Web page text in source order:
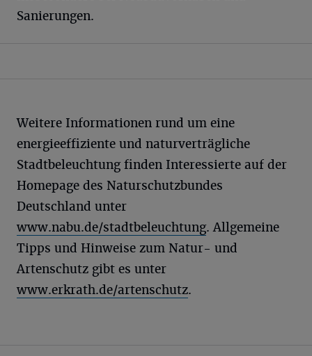
Sanierungen.
Weitere Informationen rund um eine
energieeffiziente und naturverträgliche
Stadtbeleuchtung finden Interessierte auf der
Homepage des Naturschutzbundes
Deutschland unter
www.nabu.de/stadtbeleuchtung. Allgemeine
Tipps und Hinweise zum Natur- und
Artenschutz gibt es unter
www.erkrath.de/artenschutz.